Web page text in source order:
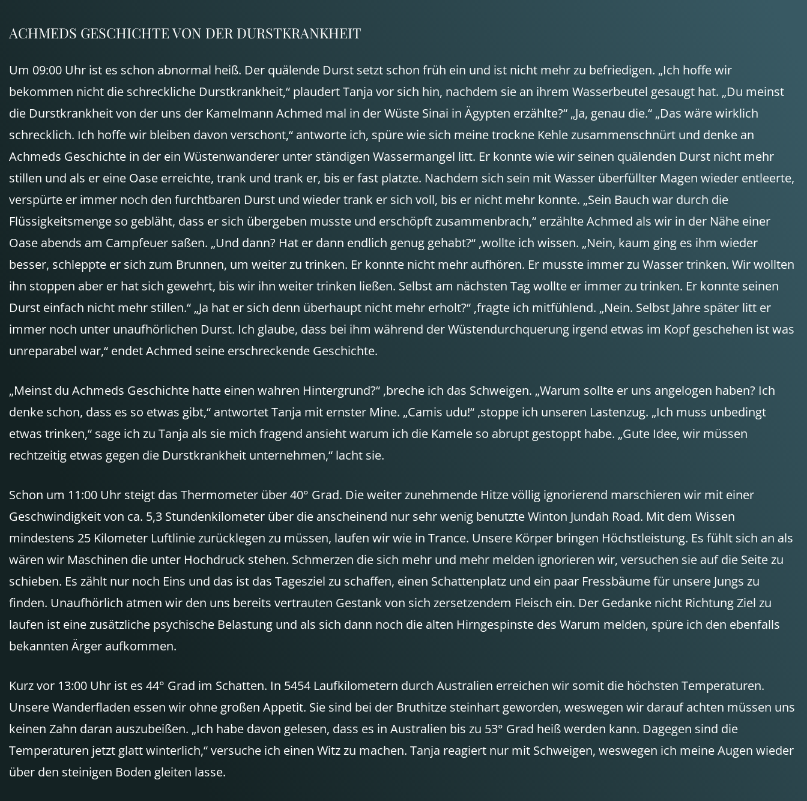
ACHMEDS GESCHICHTEVON DER DURSTKRANKHEIT
Um 09:00 Uhr ist es schon abnormal heiß. Der quälende Durst setzt schon früh ein und ist nicht mehr zu befriedigen. „Ich hoffe wir
bekommen nicht die schreckliche Durstkrankheit,“ plaudert Tanja vor sich hin, nachdem sie an ihrem Wasserbeutel gesaugt hat. „Du meinst
die Durstkrankheit von der uns der Kamelmann Achmed mal in der Wüste Sinai in Ägypten erzählte?“ „Ja, genau die.“ „Das wäre wirklich
schrecklich. Ich hoffe wir bleiben davon verschont,“ antworte ich, spüre wie sich meine trockne Kehle zusammenschnürt und denke an
Achmeds Geschichte in der ein Wüstenwanderer unter ständigen Wassermangel litt. Er konnte wie wir seinen quälenden Durst nicht mehr
stillen und als er eine Oase erreichte, trank und trank er, bis er fast platzte. Nachdem sich sein mit Wasser überfüllter Magen wieder entleerte,
verspürte er immer noch den furchtbaren Durst und wieder trank er sich voll, bis er nicht mehr konnte. „Sein Bauch war durch die
Flüssigkeitsmenge so gebläht, dass er sich übergeben musste und erschöpft zusammenbrach,“ erzählte Achmed als wir in der Nähe einer
Oase abends am Campfeuer saßen. „Und dann? Hat er dann endlich genug gehabt?“ ,wollte ich wissen. „Nein, kaum ging es ihm wieder
besser, schleppte er sich zum Brunnen, um weiter zu trinken. Er konnte nicht mehr aufhören. Er musste immer zu Wasser trinken. Wir wollten
ihn stoppen aber er hat sich gewehrt, bis wir ihn weiter trinken ließen. Selbst am nächsten Tag wollte er immer zu trinken. Er konnte seinen
Durst einfach nicht mehr stillen.“ „Ja hat er sich denn überhaupt nicht mehr erholt?“ ,fragte ich mitfühlend. „Nein. Selbst Jahre später litt er
immer noch unter unaufhörlichen Durst. Ich glaube, dass bei ihm während der Wüstendurchquerung irgend etwas im Kopf geschehen ist was
unreparabel war,“ endet Achmed seine erschreckende Geschichte.
„Meinst du Achmeds Geschichte hatte einen wahren Hintergrund?“ ,breche ich das Schweigen. „Warum sollte er uns angelogen haben? Ich
denke schon, dass es so etwas gibt,“ antwortet Tanja mit ernster Mine. „Camis udu!“ ,stoppe ich unseren Lastenzug. „Ich muss unbedingt
etwas trinken,“ sage ich zu Tanja als sie mich fragend ansieht warum ich die Kamele so abrupt gestoppt habe. „Gute Idee, wir müssen
rechtzeitig etwas gegen die Durstkrankheit unternehmen,“ lacht sie.
Schon um 11:00 Uhr steigt das Thermometer über 40° Grad. Die weiter zunehmende Hitze völlig ignorierend marschieren wir mit einer
Geschwindigkeit von ca. 5,3 Stundenkilometer über die anscheinend nur sehr wenig benutzte Winton Jundah Road. Mit dem Wissen
mindestens 25 Kilometer Luftlinie zurücklegen zu müssen, laufen wir wie in Trance. Unsere Körper bringen Höchstleistung. Es fühlt sich an als
wären wir Maschinen die unter Hochdruck stehen. Schmerzen die sich mehr und mehr melden ignorieren wir, versuchen sie auf die Seite zu
schieben. Es zählt nur noch Eins und das ist das Tagesziel zu schaffen, einen Schattenplatz und ein paar Fressbäume für unsere Jungs zu
finden. Unaufhörlich atmen wir den uns bereits vertrauten Gestank von sich zersetzendem Fleisch ein. Der Gedanke nicht Richtung Ziel zu
laufen ist eine zusätzliche psychische Belastung und als sich dann noch die alten Hirngespinste des Warum melden, spüre ich den ebenfalls
bekannten Ärger aufkommen.
Kurz vor 13:00 Uhr ist es 44° Grad im Schatten. In 5454 Laufkilometern durch Australien erreichen wir somit die höchsten Temperaturen.
Unsere Wanderfladen essen wir ohne großen Appetit. Sie sind bei der Bruthitze steinhart geworden, weswegen wir darauf achten müssen uns
keinen Zahn daran auszubeißen. „Ich habe davon gelesen, dass es in Australien bis zu 53° Grad heiß werden kann. Dagegen sind die
Temperaturen jetzt glatt winterlich,“ versuche ich einen Witz zu machen. Tanja reagiert nur mit Schweigen, weswegen ich meine Augen wieder
über den steinigen Boden gleiten lasse.